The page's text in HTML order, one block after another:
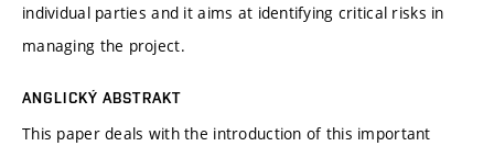
individual parties and it aims at identifying critical risks in
managing the project.
ANGLICKÝ ABSTRAKT
This paper deals with the introduction of this important